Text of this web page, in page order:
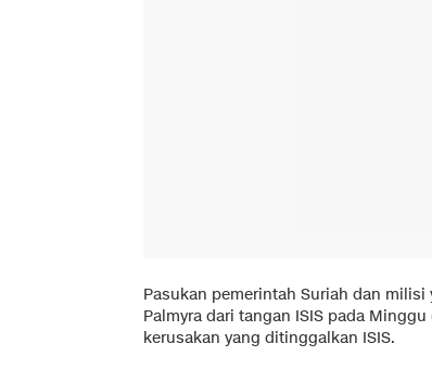
Pasukan pemerintah Suriah dan
Palmyra dari tangan ISIS pada
kerusakan yang ditinggalkan ISIS.